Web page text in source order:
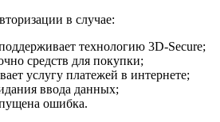
в случае:
технологию 3D-Secure;
средств для покупки;
услугу платежей в интернете;
ввода данных;
ошибка.